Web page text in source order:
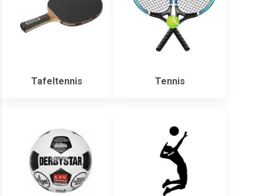
Tafeltennis Tennis